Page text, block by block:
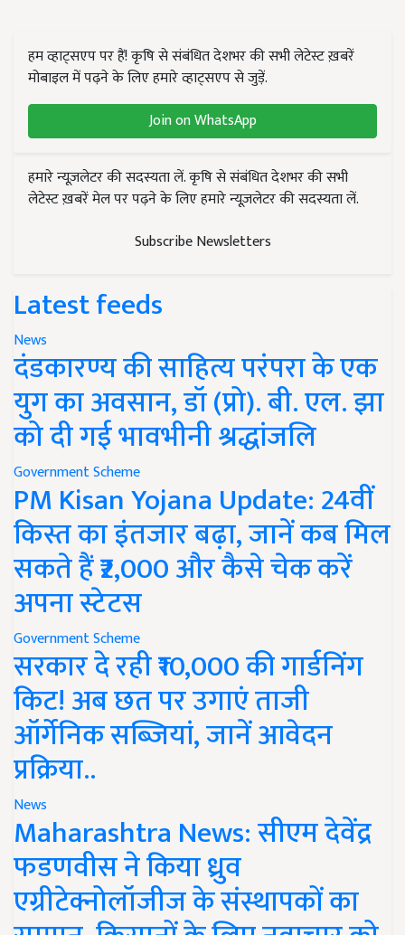
हम व्हाट्सएप पर हैं! कृषि से संबंधित देशभर की सभी लेटेस्ट ख़बरें
मोबाइल में पढ़ने के लिए हमारे व्हाट्सएप से जुड़ें.
Join on WhatsApp
हमारे न्यूज़लेटर की सदस्यता लें. कृषि से संबंधित देशभर की सभी
लेटेस्ट ख़बरें मेल पर पढ़ने के लिए हमारे न्यूज़लेटर की सदस्यता लें.
Subscribe Newsletters
Latest feeds
News
दंडकारण्य की साहित्य परंपरा के एक
युग का अवसान, डॉ (प्रो). बी. एल. झा
को दी गई भावभीनी श्रद्धांजलि
Government Scheme
PM Kisan Yojana Update: 24वीं
किस्त का इंतजार बढ़ा, जानें कब मिल
सकते हैं ₹2,000 और कैसे चेक करें
अपना स्टेटस
Government Scheme
सरकार दे रही ₹10,000 की गार्डनिंग
किट! अब छत पर उगाएं ताजी
ऑर्गेनिक सब्जियां, जानें आवेदन
प्रक्रिया..
News
Maharashtra News: सीएम देवेंद्र
फडणवीस ने किया ध्रुव
एग्रीटेक्नोलॉजीज के संस्थापकों का